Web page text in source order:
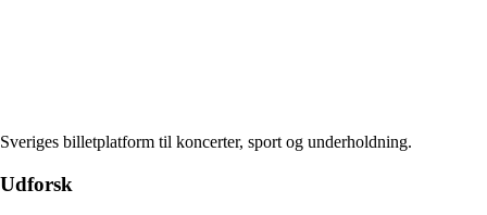
Sveriges billetplatform til koncerter, sport og underholdning.
Udforsk